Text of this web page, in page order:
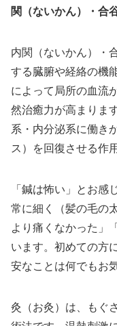
関（ないかん）・合
内関（ないかん）・
する臓腑や経絡の機
によって局所の血流
然治癒力が高まりま
系・内分泌系に働き
ス）を回復させる作
「鍼は怖い」とお感
常に細く（髪の毛の
より痛くなかった」
います。初めての方
安なことは何でもお
灸（お灸）は、もぐ